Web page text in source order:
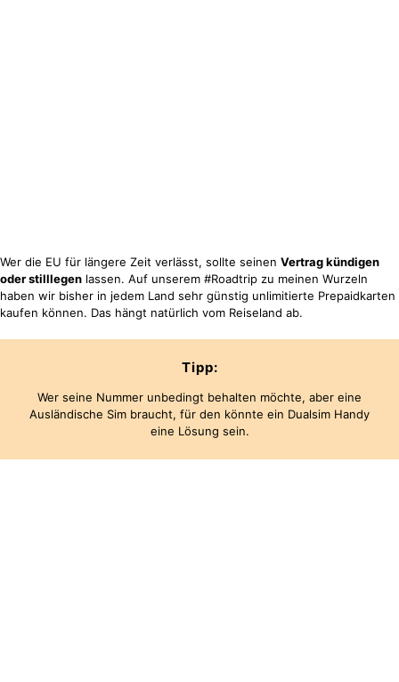
Wer die EU für längere Zeit verlässt, sollte seinen Vertrag kündigen
oder stilllegen lassen. Auf unserem #Roadtrip zu meinen Wurzeln
haben wir bisher in jedem Land sehr günstig unlimitierte Prepaidkarten
kaufen können. Das hängt natürlich vom Reiseland ab.
Tipp:
Wer seine Nummer unbedingt behalten möchte, aber eine
Ausländische Sim braucht, für den könnte ein Dualsim Handy
eine Lösung sein.